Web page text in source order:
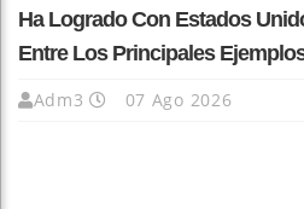
Ha Logrado Con Estados
Entre Los Principales
Adm3 07 Ago 2026